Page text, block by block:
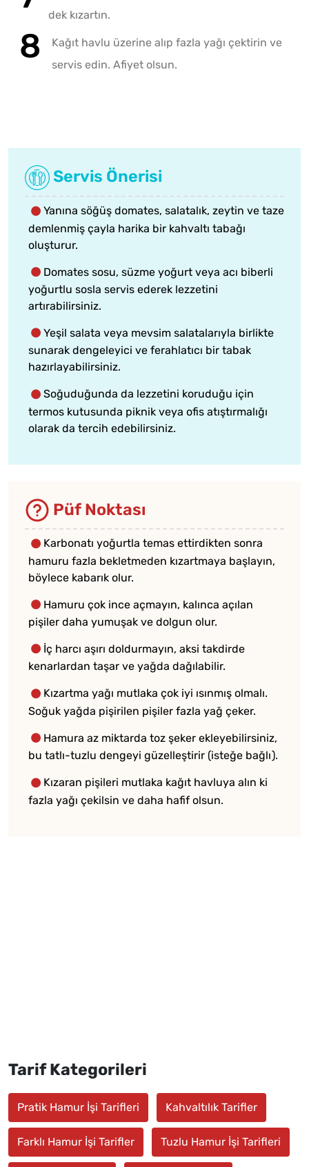
dek kızartın.
Kağıt havlu üzerine alıp fazla yağı çektirin ve
servis edin. Afiyet olsun.
Servis Önerisi
Yanına söğüş domates, salatalık, zeytin ve taze
demlenmiş çayla harika bir kahvaltı tabağı
oluşturur.
Domates sosu, süzme yoğurt veya acı biberli
yoğurtlu sosla servis ederek lezzetini
artırabilirsiniz.
Yeşil salata veya mevsim salatalarıyla birlikte
sunarak dengeleyici ve ferahlatıcı bir tabak
hazırlayabilirsiniz.
Soğuduğunda da lezzetini koruduğu için
termos kutusunda piknik veya ofis atıştırmalığı
olarak da tercih edebilirsiniz.
Püf Noktası
Karbonatı yoğurtla temas ettirdikten sonra
hamuru fazla bekletmeden kızartmaya başlayın,
böylece kabarık olur.
Hamuru çok ince açmayın, kalınca açılan
pişiler daha yumuşak ve dolgun olur.
İç harcı aşırı doldurmayın, aksi takdirde
kenarlardan taşar ve yağda dağılabilir.
Kızartma yağı mutlaka çok iyi ısınmış olmalı.
Soğuk yağda pişirilen pişiler fazla yağ çeker.
Hamura az miktarda toz şeker ekleyebilirsiniz,
bu tatlı-tuzlu dengeyi güzelleştirir (isteğe bağlı).
Kızaran pişileri mutlaka kağıt havluya alın ki
fazla yağı çekilsin ve daha hafif olsun.
Tarif Kategorileri
Pratik Hamur İşi Tarifleri Kahvaltılık Tarifler
Farklı Hamur İşi Tarifler Tuzlu Hamur İşi Tarifleri